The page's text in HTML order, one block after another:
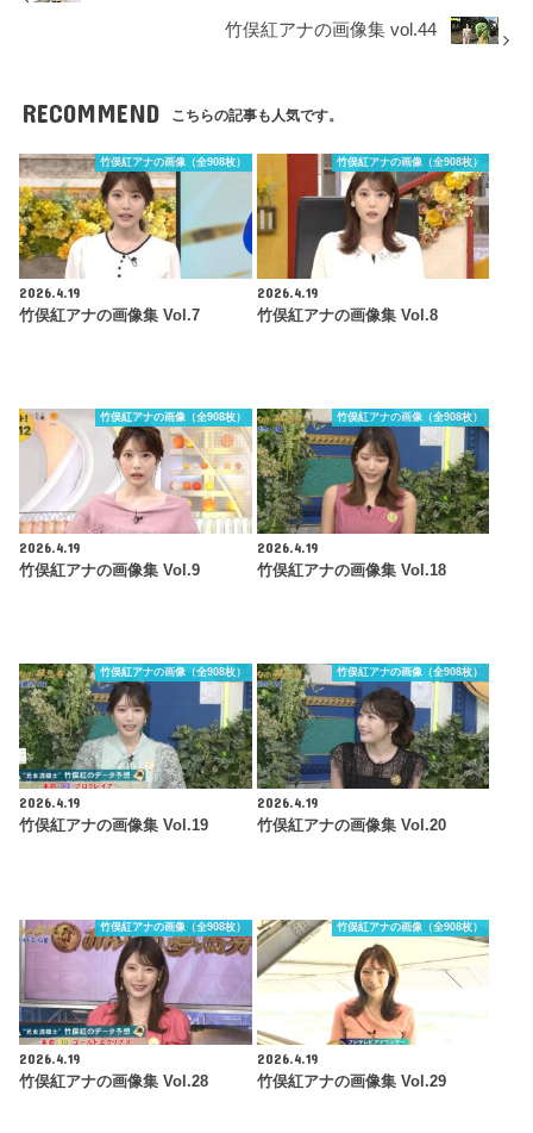
竹俣紅アナの画像集 vol.44
RECOMMEND こちらの記事も人気です。
竹俣紅アナの画像（全908枚）
2026.4.19
竹俣紅アナの画像集 Vol.7
竹俣紅アナの画像（全908枚）
2026.4.19
竹俣紅アナの画像集 Vol.8
竹俣紅アナの画像（全908枚）
2026.4.19
竹俣紅アナの画像集 Vol.9
竹俣紅アナの画像（全908枚）
2026.4.19
竹俣紅アナの画像集 Vol.18
竹俣紅アナの画像（全908枚）
2026.4.19
竹俣紅アナの画像集 Vol.19
竹俣紅アナの画像（全908枚）
2026.4.19
竹俣紅アナの画像集 Vol.20
竹俣紅アナの画像（全908枚）
2026.4.19
竹俣紅アナの画像集 Vol.28
竹俣紅アナの画像（全908枚）
2026.4.19
竹俣紅アナの画像集 Vol.29